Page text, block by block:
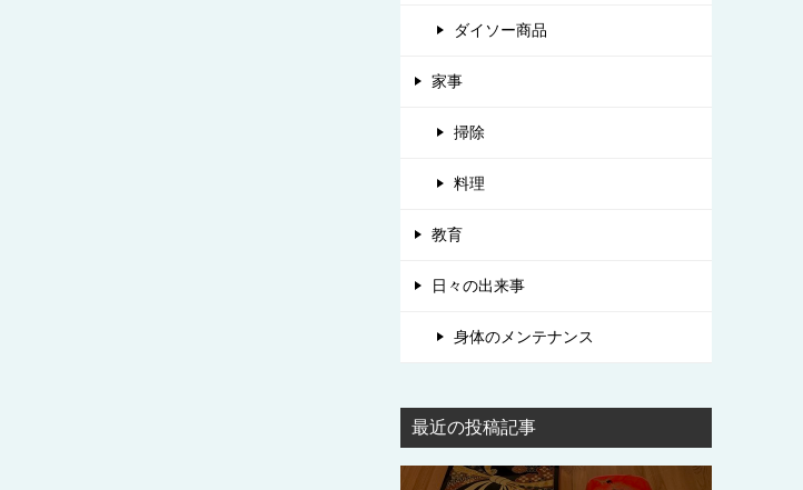
ダイソー商品
家事
掃除
料理
教育
日々の出来事
身体のメンテナンス
最近の投稿記事